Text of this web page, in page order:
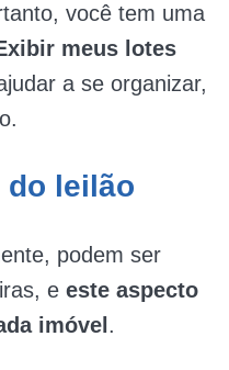
você tem uma
meus lotes
a se organizar,
do leilão
podem ser
e este aspecto
imóvel .